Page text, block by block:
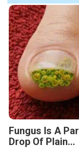
Fungus Is A
Drop Of Plain...